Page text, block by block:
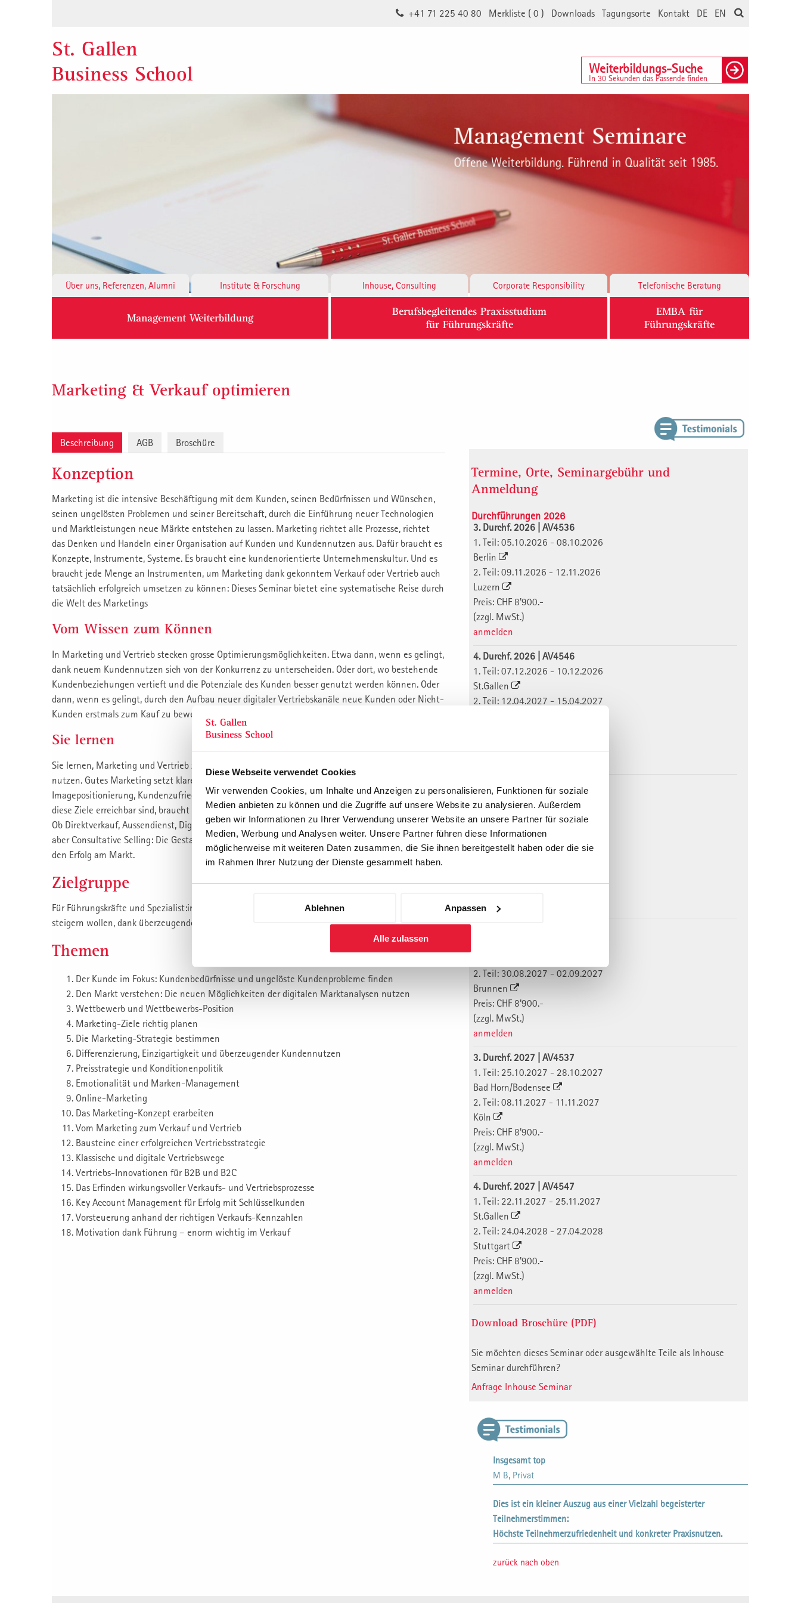
Diese Webseite verwendet Cookies
Wir verwenden Cookies, um Inhalte und Anzeigen zu personalisieren, Funktionen für soziale
Medien anbieten zu können und die Zugriffe auf unsere Website zu analysieren. Außerdem
geben wir Informationen zu Ihrer Verwendung unserer Website an unsere Partner für soziale
Medien, Werbung und Analysen weiter. Unsere Partner führen diese Informationen
möglicherweise mit weiteren Daten zusammen, die Sie ihnen bereitgestellt haben oder die sie
im Rahmen Ihrer Nutzung der Dienste gesammelt haben.
Ablehnen Anpassen
Alle zulassen
EN
DE
Kontakt
Tagungsorte
Downloads
Merkliste (0 )
+41 71 225 40 80
St. Gallen
Business School
Weiterbildungs-Suche
In 30 Sekunden das Passende finden
Über uns, Referenzen, Alumni Institute & Forschung Inhouse, Consulting Corporate Responsibility Telefonische Beratung
Management Weiterbildung
Berufsbegleitendes Praxisstudium
für Führungskräfte
EMBA für
Führungskräfte
Marketing & Verkauf optimieren
Beschreibung AGB Broschüre
Konzeption
Marketing ist die intensive Beschäftigung mit dem Kunden, seinen Bedürfnissen und Wünschen,
seinen ungelösten Problemen und seiner Bereitschaft, durch die Einführung neuer Technologien
und Marktleistungen neue Märkte entstehen zu lassen. Marketing richtet alle Prozesse, richtet
das Denken und Handeln einer Organisation auf Kunden und Kundennutzen aus. Dafür braucht es
Konzepte, Instrumente, Systeme. Es braucht eine kundenorientierte Unternehmenskultur. Und es
braucht jede Menge an Instrumenten, um Marketing dank gekonntem Verkauf oder Vertrieb auch
tatsächlich erfolgreich umsetzen zu können: Dieses Seminar bietet eine systematische Reise durch
die Welt des Marketings
Vom Wissen zum Können
In Marketing und Vertrieb stecken grosse Optimierungsmöglichkeiten. Etwa dann, wenn es gelingt,
dank neuem Kundennutzen sich von der Konkurrenz zu unterscheiden. Oder dort, wo bestehende
Kundenbeziehungen vertieft und die Potenziale des Kunden besser genutzt werden können. Oder
dann, wenn es gelingt, durch den Aufbau neuer digitaler Vertriebskanäle neue Kunden oder Nicht-
Kunden erstmals zum Kauf zu bewegen. Wie macht man dies konkret?
Sie lernen
Sie lernen, Marketing und Vertrieb zu einer starken Waffe im Wettstreit um Markterfolg zu
nutzen. Gutes Marketing setzt klare Ziele zu Qualitäts- und Marktführerschaft,
Imagepositionierung, Kundenzufriedenheit, Wachstum, Produkt- und Kundenrentabilität. Damit
diese Ziele erreichbar sind, braucht es das richtige Vermarktungs-Konzept und Stärke im Vertrieb.
Ob Direktverkauf, Aussendienst, Digital Sales, Verkauf über Plattformen oder Absatzpartner oder
aber Consultative Selling: Die Gestaltung eines wirkungsvollen Verkaufs entscheidet letztlich über
den Erfolg am Markt.
Zielgruppe
Für Führungskräfte und Spezialist:innen die den Erfolg des Unternehmens am Markt weiter
steigern wollen, dank überzeugendem Marketing und schlagkräftigem Mehr-Kanal-Verkauf.
Themen
Der Kunde im Fokus: Kundenbedürfnisse und ungelöste Kundenprobleme finden
Den Markt verstehen: Die neuen Möglichkeiten der digitalen Marktanalysen nutzen
Wettbewerb und Wettbewerbs-Position
Marketing-Ziele richtig planen
Die Marketing-Strategie bestimmen
Differenzierung, Einzigartigkeit und überzeugender Kundennutzen
Preisstrategie und Konditionenpolitik
Emotionalität und Marken-Management
Online-Marketing
Das Marketing-Konzept erarbeiten
Vom Marketing zum Verkauf und Vertrieb
Bausteine einer erfolgreichen Vertriebsstrategie
Klassische und digitale Vertriebswege
Vertriebs-Innovationen für B2B und B2C
Das Erfinden wirkungsvoller Verkaufs- und Vertriebsprozesse
Key Account Management für Erfolg mit Schlüsselkunden
Vorsteuerung anhand der richtigen Verkaufs-Kennzahlen
Motivation dank Führung – enorm wichtig im Verkauf
Termine, Orte, Seminargebühr und
Anmeldung
Durchführungen 2026
3. Durchf. 2026 | AV4536
1. Teil: 05.10.2026 - 08.10.2026
Berlin
2. Teil: 09.11.2026 - 12.11.2026
Luzern
Preis: CHF 8'900.-
(zzgl. MwSt.)
anmelden
4. Durchf. 2026 | AV4546
1. Teil: 07.12.2026 - 10.12.2026
St.Gallen
2. Teil: 12.04.2027 - 15.04.2027
Durchführungen 2027
1. Durchf. 2027 | AV4517
1. Teil: 15.03.2027 - 18.03.2027
München. Starnberger See
2. Teil: 12.04.2027 - 15.04.2027
anmelden
2. Teil: 30.08.2027 - 02.09.2027
Brunnen
Preis: CHF 8'900.-
(zzgl. MwSt.)
anmelden
3. Durchf. 2027 | AV4537
1. Teil: 25.10.2027 - 28.10.2027
Bad Horn/Bodensee
2. Teil: 08.11.2027 - 11.11.2027
Köln
Preis: CHF 8'900.-
(zzgl. MwSt.)
anmelden
4. Durchf. 2027 | AV4547
1. Teil: 22.11.2027 - 25.11.2027
St.Gallen
2. Teil: 24.04.2028 - 27.04.2028
Stuttgart
Preis: CHF 8'900.-
(zzgl. MwSt.)
anmelden
Download Broschüre (PDF)
Sie möchten dieses Seminar oder ausgewählte Teile als Inhouse
Seminar durchführen?
Anfrage Inhouse Seminar
Insgesamt top
M B, Privat
Dies ist ein kleiner Auszug aus einer Vielzahl begeisterter
Teilnehmerstimmen:
Höchste Teilnehmerzufriedenheit und konkreter Praxisnutzen.
zurück nach oben